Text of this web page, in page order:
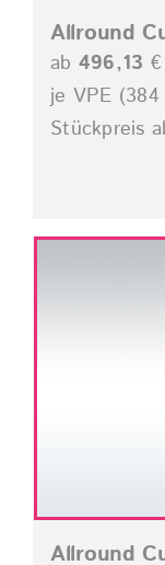
Allround
ab 496,13 €
je VPE
Stückpreis
Allround